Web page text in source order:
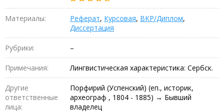
Материалы: Реферат, Курсовая, ВКР/Диплом,
Диссертация
Рубрики: –
Примечания: Лингвистическая характеристика: Сербск.
Другие
ответственные
лица:
Порфирий (Успенский) (еп., историк,
археограф , 1804 - 1885) → Бывший
владелец